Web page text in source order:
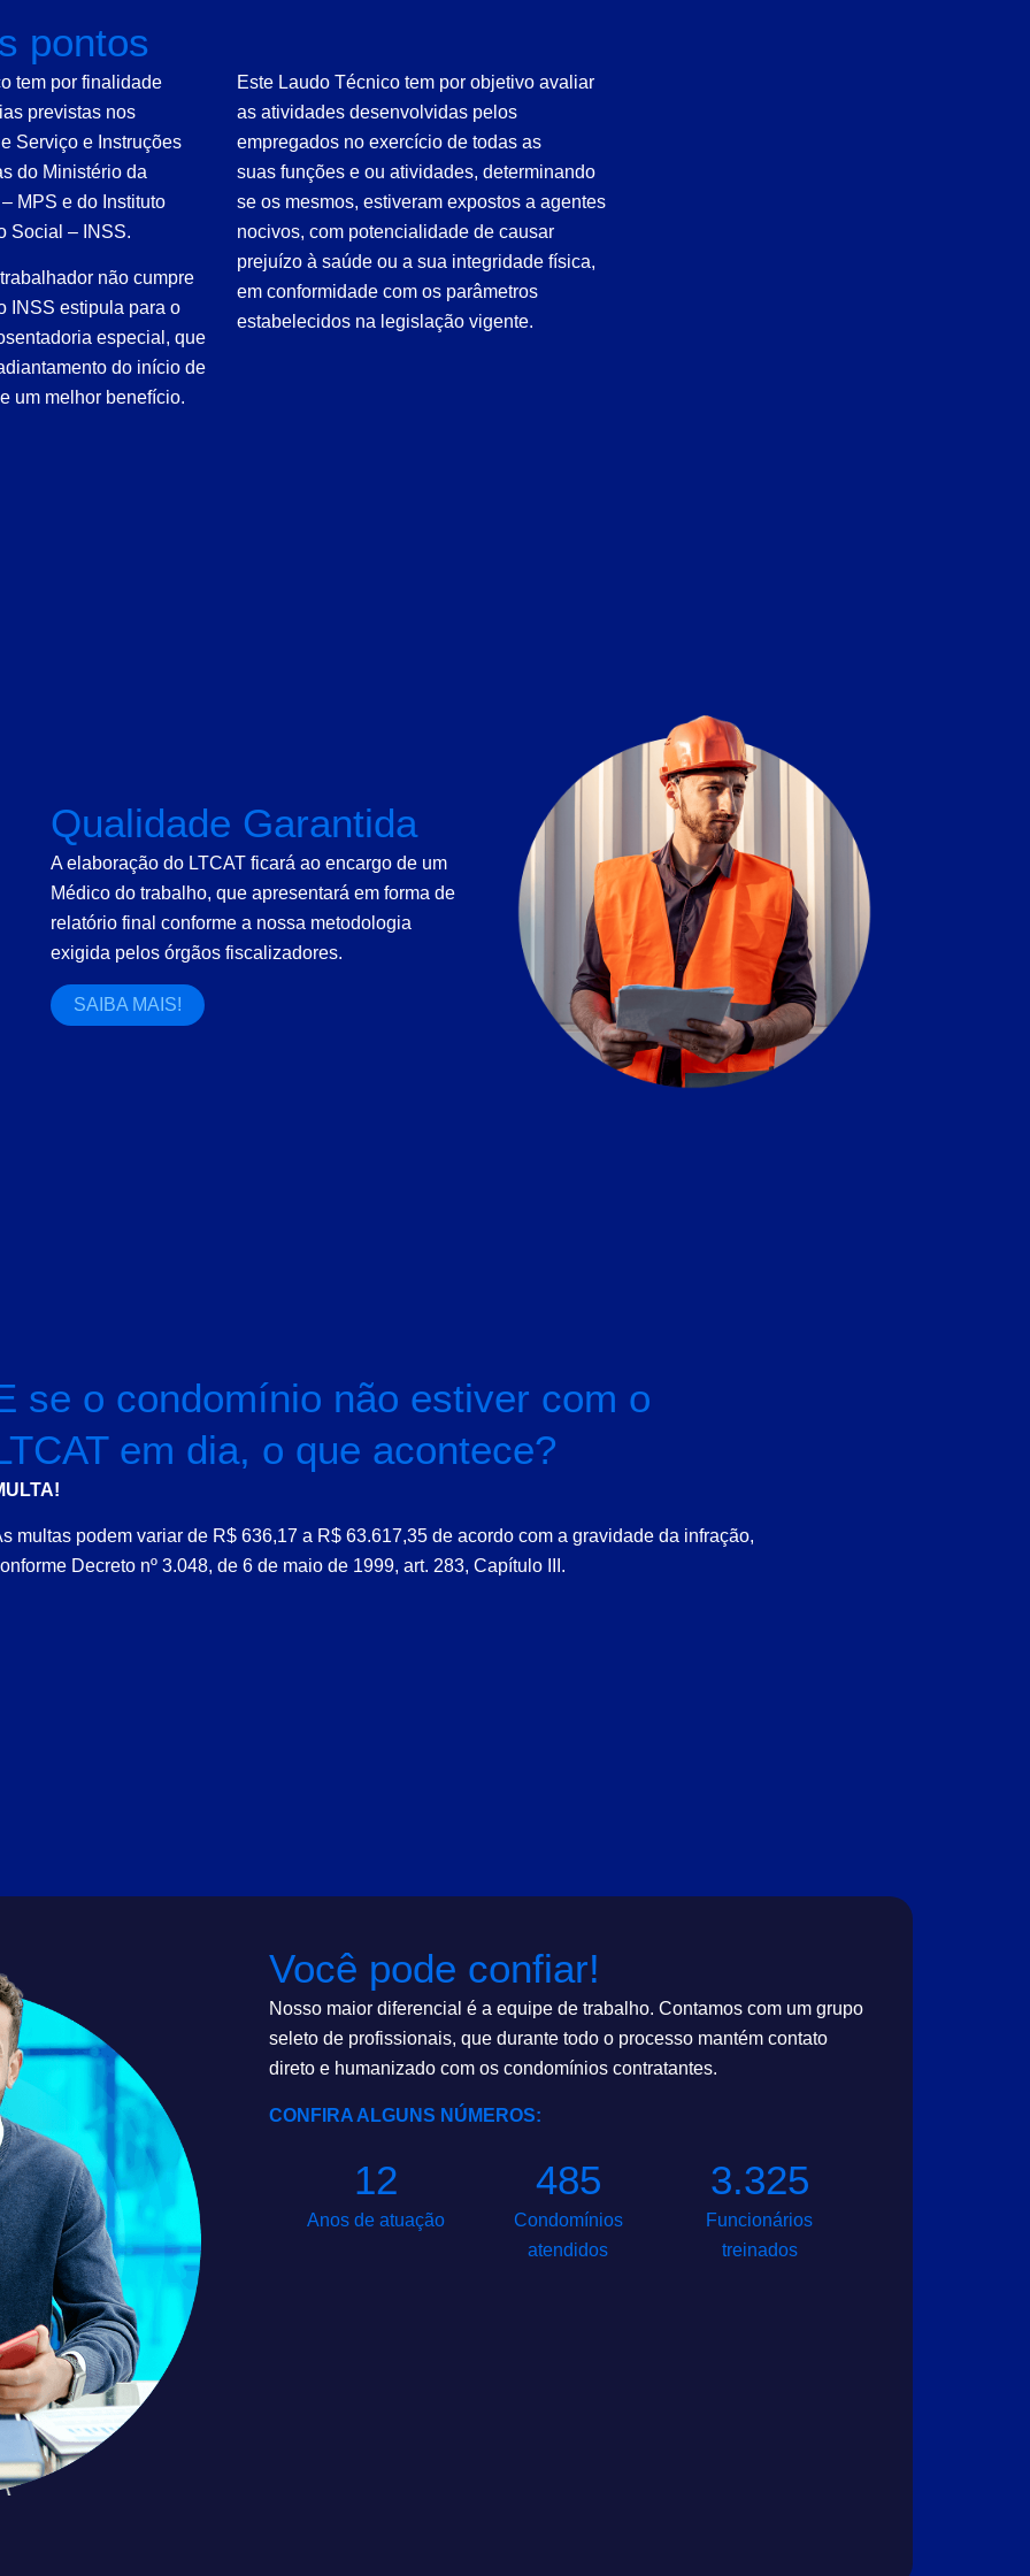
pontos
tem por finalidade
previstas nos
Serviço e Instruções
do Ministério da
MPS e do Instituto
Social – INSS.
não cumpre
INSS estipula para o
especial, que
do início de
um melhor benefício.
Este Laudo Técnico tem por objetivo avaliar
as atividades desenvolvidas pelos
empregados no exercício de todas as
suas funções e ou atividades, determinando
se os mesmos, estiveram expostos a agentes
nocivos, com potencialidade de causar
prejuízo à saúde ou a sua integridade física,
em conformidade com os parâmetros
estabelecidos na legislação vigente.
Qualidade Garantida
A elaboração do LTCAT ficará ao encargo de um
Médico do trabalho, que apresentará em forma de
relatório final conforme a nossa metodologia
exigida pelos órgãos fiscalizadores.
SAIBA MAIS!
se o condomínio não estiver com o
em dia, o que acontece?
multas podem variar de R$ 636,17 a R$ 63.617,35 de acordo com a gravidade da infração,
Decreto nº 3.048, de 6 de maio de 1999, art. 283, Capítulo III.
Você pode confiar!
Nosso maior diferencial é a equipe de trabalho. Contamos com um grupo
seleto de profissionais, que durante todo o processo mantém contato
direto e humanizado com os condomínios contratantes.
CONFIRA ALGUNS NÚMEROS:
12
Anos de atuação
485
Condomínios
atendidos
3.325
Funcionários
treinados